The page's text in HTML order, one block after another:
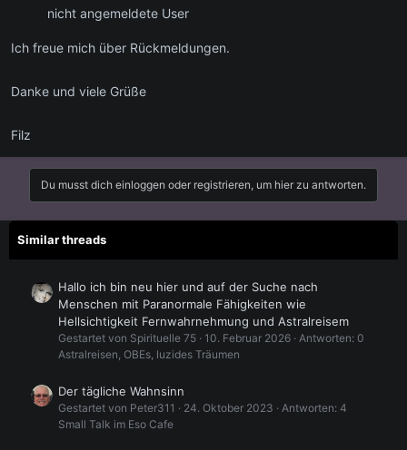
nicht angemeldete User
Ich freue mich über Rückmeldungen.
Danke und viele Grüße
Filz
Du musst dich einloggen oder registrieren, um hier zu antworten.
Similar threads
Hallo ich bin neu hier und auf der Suche nach
Menschen mit Paranormale Fähigkeiten wie
Hellsichtigkeit Fernwahrnehmung und Astralreisem
Gestartet von Spirituelle 75 10. Februar 2026 Antworten: 0
Astralreisen, OBEs, luzides Träumen
Der tägliche Wahnsinn
Gestartet von Peter311 24. Oktober 2023
Antworten: 4
Small Talk im Eso Cafe